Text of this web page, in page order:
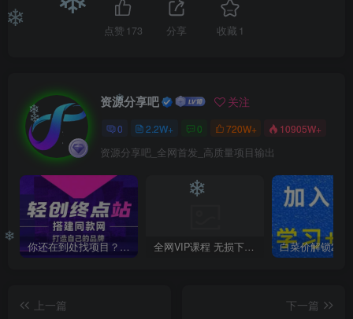
点赞 173 分享 收藏 1
资源分享吧 关注
0 2.2W+ 0 720W+ 10905W+
资源分享吧_全网首发_高质量项目输出
你还在到处找项目？还在当韭菜？我靠卖项目一个月收入5万+，曾经我也是个失败者。 全网VIP课程 无损下载~
上一篇
下一篇
❄